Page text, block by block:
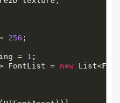
256 ;
= 1 ;
FontList = new